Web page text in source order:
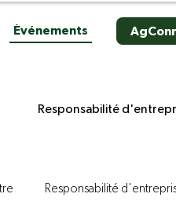
Événements
Responsabilité
Responsabilité